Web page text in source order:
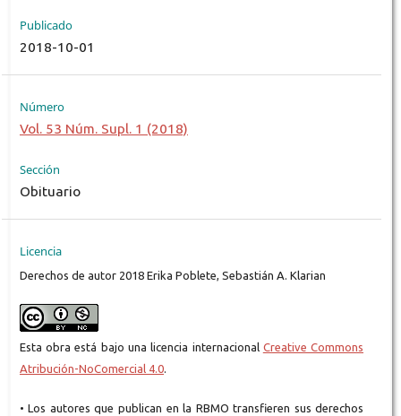
Publicado
2018-10-01
Número
Vol. 53 Núm. Supl. 1 (2018)
Sección
Obituario
Licencia
Derechos de autor 2018 Erika Poblete, Sebastián A. Klarian
Esta obra está bajo una licencia internacional Creative Commons
Atribución-NoComercial 4.0.
• Los autores que publican en la RBMO transfieren sus derechos